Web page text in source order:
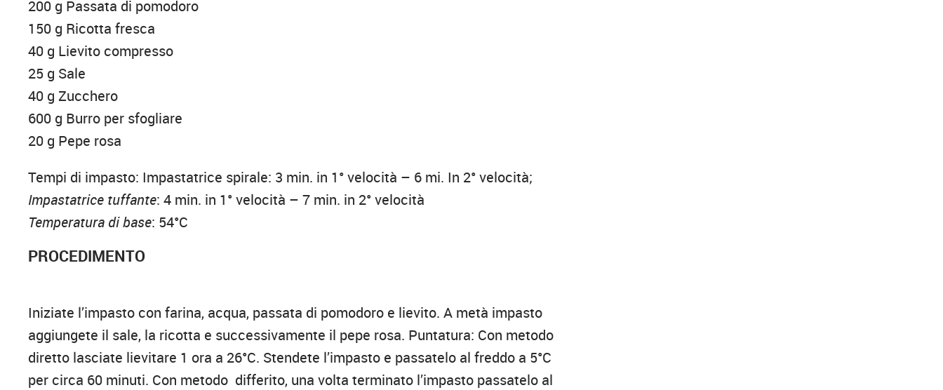
200 g Passata di pomodoro
150 g Ricotta fresca
40 g Lievito compresso
25 g Sale
40 g Zucchero
600 g Burro per sfogliare
20 g Pepe rosa
Tempi di impasto: Impastatrice spirale: 3 min. in 1° velocità – 6 mi. In 2° velocità;
Impastatrice tuffante: 4 min. in 1° velocità – 7 min. in 2° velocità
Temperatura di base: 54°C
PROCEDIMENTO
Iniziate l’impasto con farina, acqua, passata di pomodoro e lievito. A metà impasto
aggiungete il sale, la ricotta e successivamente il pepe rosa. Puntatura: Con metodo
diretto lasciate lievitare 1 ora a 26°C. Stendete l’impasto e passatelo al freddo a 5°C
per circa 60 minuti. Con metodo differito, una volta terminato l’impasto passatelo al